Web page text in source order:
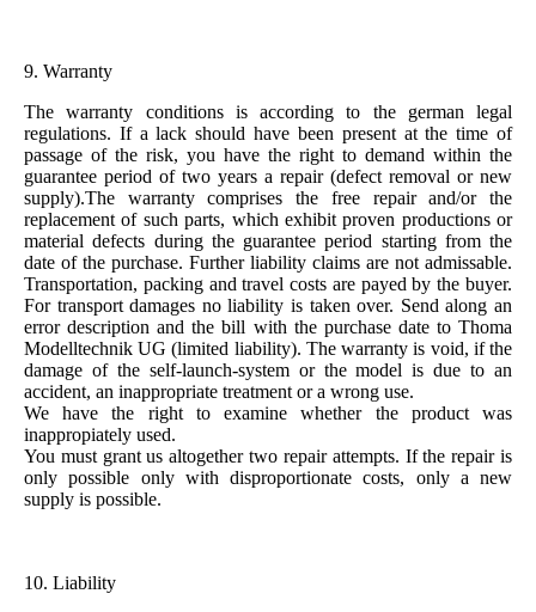
9. Warranty
The warranty conditions is according to the german legal
regulations. If a lack should have been present at the time of
passage of the risk, you have the right to demand within the
guarantee period of two years a repair (defect removal or new
supply).The warranty comprises the free repair and/or the
replacement of such parts, which exhibit proven productions or
material defects during the guarantee period starting from the
date of the purchase. Further liability claims are not admissable.
Transportation, packing and travel costs are payed by the buyer.
For transport damages no liability is taken over. Send along an
error description and the bill with the purchase date to Thoma
Modelltechnik UG (limited liability). The warranty is void, if the
damage of the self-launch-system or the model is due to an
accident, an inappropriate treatment or a wrong use.
We have the right to examine whether the product was
inappropiately used.
You must grant us altogether two repair attempts. If the repair is
only possible only with disproportionate costs, only a new
supply is possible.
10. Liability